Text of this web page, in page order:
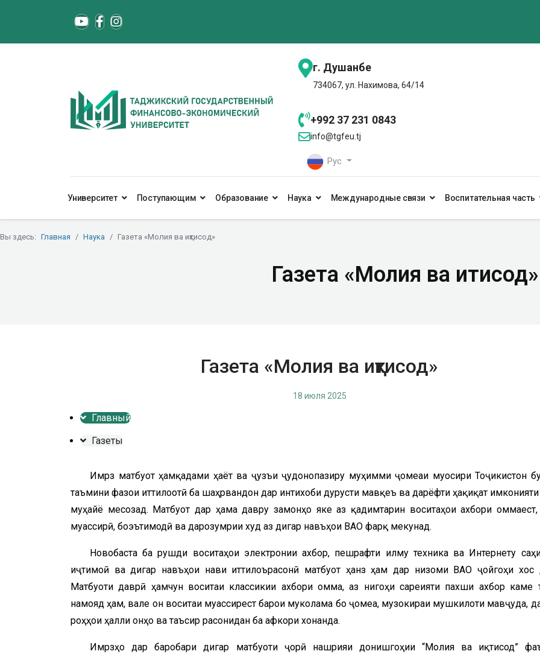
г. Душанбе
734067, ул. Нахимова, 64/14
+992 37 231 0843
info@tgfeu.tj
Рус
Университет Поступающим Образование Наука Международные связи Воспитательная часть
Вы здесь: Главная Наука Газета «Молия ва иқтисод»
Газета «Молия ва иқтисод»
Газета «Молия ва иқтисод»
18 июля 2025
Главный
Газеты
Имрӯз матбуот ҳамқадами ҳаёт ва ҷузъи ҷудонопазиру муҳимми ҷомеаи муосири Тоҷикистон
таъмини фазои иттилоотӣ ба шаҳрвандон дар интихоби дурусти мавқеъ ва дарёфти ҳақиқат
муҳайё месозад. Матбуот дар ҳама давру замонҳо яке аз қадимтарин воситаҳои ахбори
муассирӣ, боэътимодӣ ва дарозумрии худ аз дигар навъҳои ВАО фарқ мекунад.
Новобаста ба рушди воситаҳои электронии ахбор, пешрафти илму техника ва Интернету
иҷтимоӣ ва дигар навъҳои нави иттилоърасонӣ матбуот ҳанӯз ҳам дар низоми ВАО ҷойгоҳи хос
Матбуоти даврӣ ҳамчун воситаи классикии ахбори омма, аз нигоҳи сареияти пахши ахбор каме
намояд ҳам, вале он воситаи муассирест барои муколама бо ҷомеа, музокираи мушкилоти мавҷуда,
роҳҳои ҳалли онҳо ва таъсир расонидан ба афкори хонанда.
Имрӯзҳо дар баробари дигар матбуоти ҷорӣ нашрияи донишгоҳии “Молия ва иқтисод”